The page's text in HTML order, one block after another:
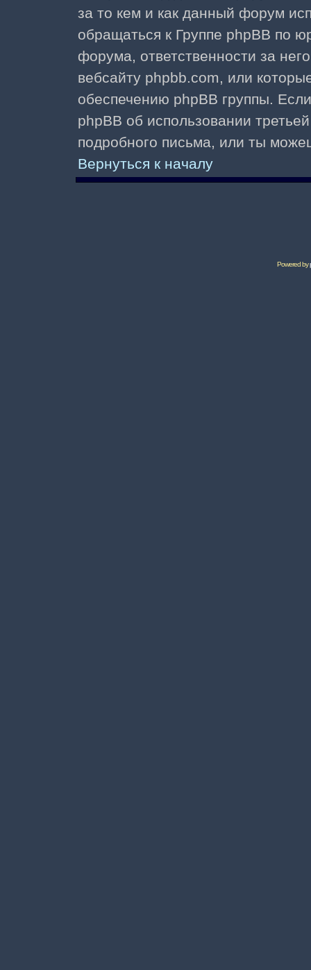
за то кем и как данный форум
обращаться к Группе phpBB по
форума, ответственности за
вебсайту phpbb.com, или
обеспечению phpBB группы.
phpBB об использовании
подробного письма, или ты
Вернуться к началу
Powered by